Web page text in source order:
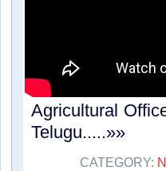
Agricultural
Telugu.....»»
CATEGORY: